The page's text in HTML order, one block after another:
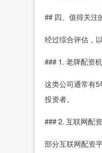
## 四、值得关注
经过综合评估，
### 1. 老牌配资
这类公司通常有
投资者。
### 2. 互联网配
部分互联网配资